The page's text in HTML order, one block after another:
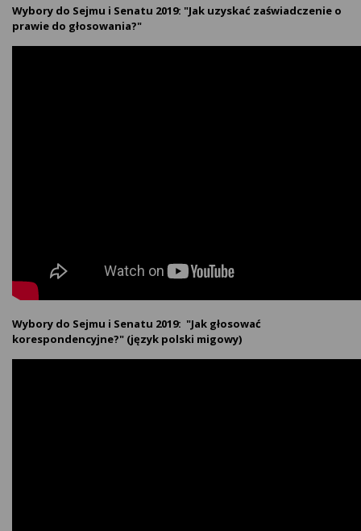
Wybory do Sejmu i Senatu 2019: "Jak uzyskać zaświadczenie o
prawie do głosowania?"
Wybory do Sejmu i Senatu 2019: "Jak głosować
korespondencyjne?" (język polski migowy)